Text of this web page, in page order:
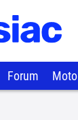
Forum Moto